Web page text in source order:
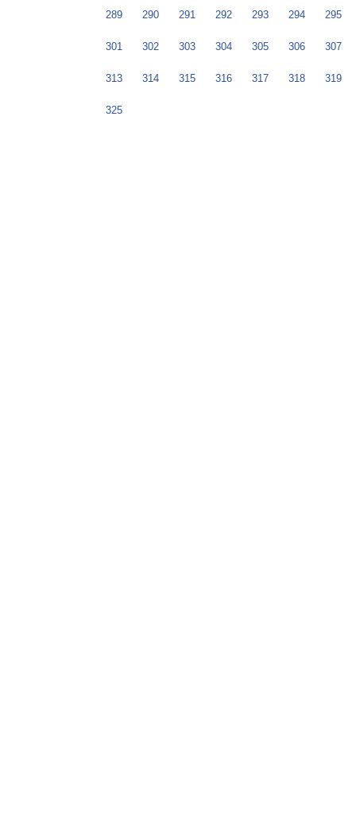
289 290 291 292 293 294 295
301 302 303 304 305 306 307
313 314 315 316 317 318 319
325